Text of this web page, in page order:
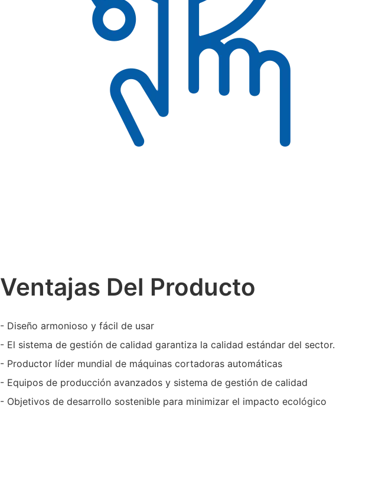
Ventajas Del Producto
- Diseño armonioso y fácil de usar
- El sistema de gestión de calidad garantiza la calidad estándar del sector.
- Productor líder mundial de máquinas cortadoras automáticas
- Equipos de producción avanzados y sistema de gestión de calidad
- Objetivos de desarrollo sostenible para minimizar el impacto ecológico